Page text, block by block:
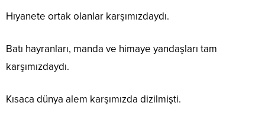
Hıyanete ortak olanlar karşımızdaydı.
Batı hayranları, manda ve himaye yandaşları tam
karşımızdaydı.
Kısaca dünya alem karşımızda dizilmişti.